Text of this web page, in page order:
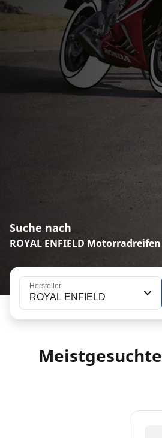
Suche nach
ROYAL ENFIELD Motorradreifen
Hersteller
ROYAL ENFIELD
Meistgesuchte